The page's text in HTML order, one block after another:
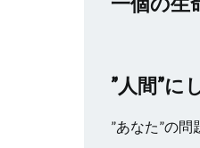
”人間”に
”あなた”の問